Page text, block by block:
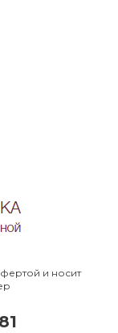
и носит